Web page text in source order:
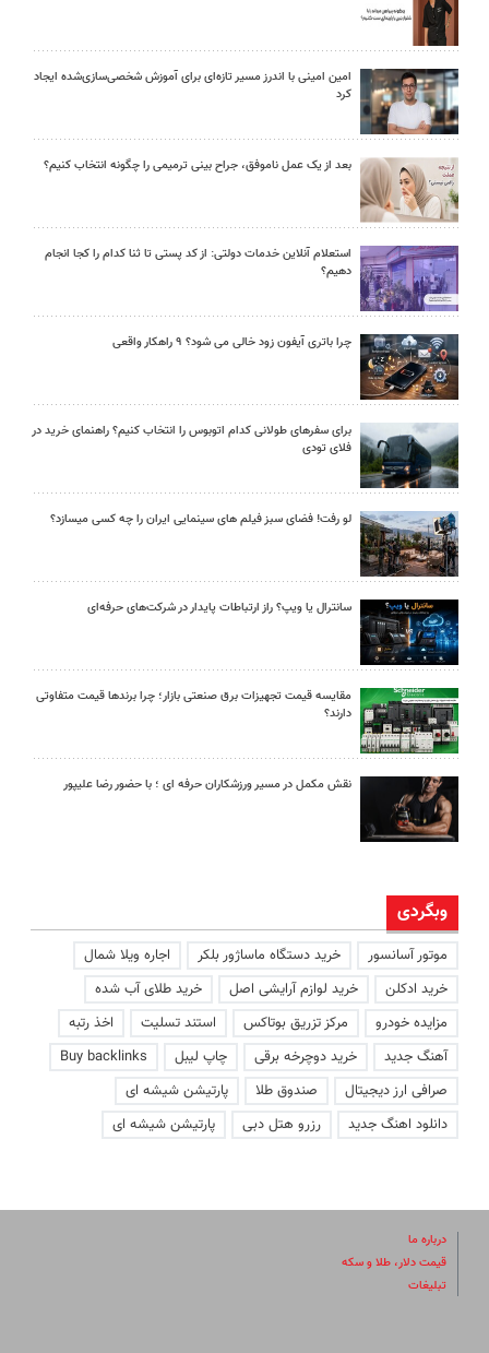
امین امینی با اندرز مسیر تازه‌ای برای آموزش شخصی‌سازی‌شده ایجاد
کرد
بعد از یک عمل ناموفق، جراح بینی ترمیمی را چگونه انتخاب کنیم؟
استعلام آنلاین خدمات دولتی: از کد پستی تا ثنا کدام را کجا انجام
دهیم؟
چرا باتری آیفون زود خالی می شود؟ ۹ راهکار واقعی
برای سفرهای طولانی کدام اتوبوس را انتخاب کنیم؟ راهنمای خرید در
فلای تودی
لو رفت! فضای سبز فیلم های سینمایی ایران را چه کسی میسازد؟
سانترال یا ویپ؟ راز ارتباطات پایدار در شرکت‌های حرفه‌ای
مقایسه قیمت تجهیزات برق صنعتی بازار؛ چرا برندها قیمت متفاوتی
دارند؟
نقش مکمل در مسیر ورزشکاران حرفه ای ؛ با حضور رضا علیپور
وبگردی
موتور آسانسور خرید دستگاه ماساژور بلکر
اجاره ویلا شمال
خرید ادکلن
خرید لوازم آرایشی اصل
خرید طلای آب شده
مزایده خودرو
مرکز تزریق بوتاکس استند تسلیت
اخذ رتبه
آهنگ جدید
خرید دوچرخه برقی چاپ لیبل
Buy backlinks
صرافی ارز دیجیتال
صندوق طلا
پارتیشن شیشه ای
دانلود اهنگ جدید
رزرو هتل دبی پارتیشن شیشه ای
درباره ما
قیمت دلار، طلا و سکه
تبلیغات